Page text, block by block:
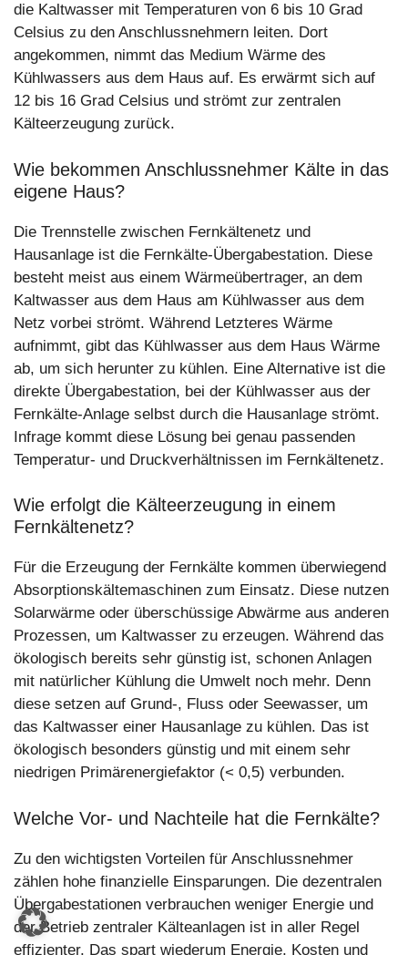
die Kaltwasser mit Temperaturen von 6 bis 10 Grad
Celsius zu den Anschlussnehmern leiten. Dort
angekommen, nimmt das Medium Wärme des
Kühlwassers aus dem Haus auf. Es erwärmt sich auf
12 bis 16 Grad Celsius und strömt zur zentralen
Kälteerzeugung zurück.
Wie bekommen Anschlussnehmer Kälte in das
eigene Haus?
Die Trennstelle zwischen Fernkältenetz und
Hausanlage ist die Fernkälte-Übergabestation. Diese
besteht meist aus einem Wärmeübertrager, an dem
Kaltwasser aus dem Haus am Kühlwasser aus dem
Netz vorbei strömt. Während Letzteres Wärme
aufnimmt, gibt das Kühlwasser aus dem Haus Wärme
ab, um sich herunter zu kühlen. Eine Alternative ist die
direkte Übergabestation, bei der Kühlwasser aus der
Fernkälte-Anlage selbst durch die Hausanlage strömt.
Infrage kommt diese Lösung bei genau passenden
Temperatur- und Druckverhältnissen im Fernkältenetz.
Wie erfolgt die Kälteerzeugung in einem
Fernkältenetz?
Für die Erzeugung der Fernkälte kommen überwiegend
Absorptionskältemaschinen zum Einsatz. Diese nutzen
Solarwärme oder überschüssige Abwärme aus anderen
Prozessen, um Kaltwasser zu erzeugen. Während das
ökologisch bereits sehr günstig ist, schonen Anlagen
mit natürlicher Kühlung die Umwelt noch mehr. Denn
diese setzen auf Grund-, Fluss oder Seewasser, um
das Kaltwasser einer Hausanlage zu kühlen. Das ist
ökologisch besonders günstig und mit einem sehr
niedrigen Primärenergiefaktor (< 0,5) verbunden.
Welche Vor- und Nachteile hat die Fernkälte?
Zu den wichtigsten Vorteilen für Anschlussnehmer
zählen hohe finanzielle Einsparungen. Die dezentralen
Übergabestationen verbrauchen weniger Energie und
der Betrieb zentraler Kälteanlagen ist in aller Regel
effizienter. Das spart wiederum Energie, Kosten und